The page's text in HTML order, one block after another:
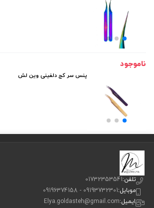
ناموجود
پنس سر کج دلفینی وین لش
تلفن:01732353541
موبایل:09193732301 - 09196374158
ایمیل:Elya.goldasteh@gmail.com